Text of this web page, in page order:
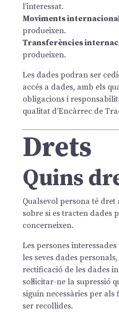
l’interessat.
Moviments
produeixen.
Transferències
produeixen.
Les dades podran ser
accés a dades, amb els
obligacions i
qualitat d’Encàrrec de
Drets
Quins
Qualsevol persona té
sobre si es tracten dades
concerneixen.
Les persones
les seves dades
rectificació de les dades
sol·licitar-ne la supressió
siguin necessàries per
ser recollides.